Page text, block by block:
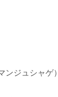
ンジュシャゲ）